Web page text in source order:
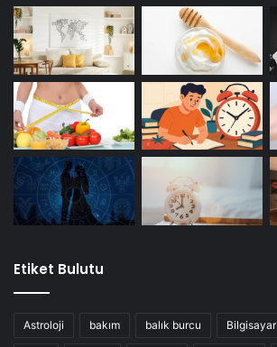
Etiket Bulutu
Astroloji bakım balık burcu Bilgisayar